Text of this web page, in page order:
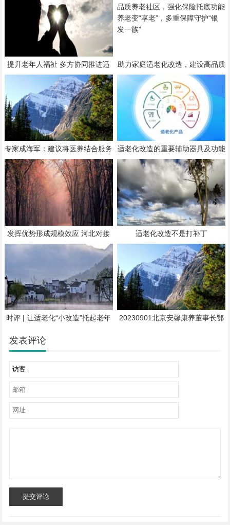
提升老年人福祉 多方协同推进适
老化家居改造
助力家庭适老化改造，建设高品质
养老社区，强化保险托底功能 养
老变“享老”，多重保障守护“银发
一族”
专家成海军：建议将医养结合服务
重心逐步向居家社区转移
适老化改造的重要辅助器具及功能
介绍
发挥优势形成规模效应 河北对接
京津发展康养产业
适老化改造不是打补丁
时评 | 让适老化“小改造”托起老年
20230901北京安馨康养董事长鄂
发表评论
提交评论